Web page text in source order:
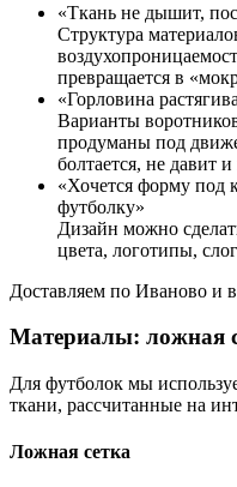
«Ткань не дышит,
Структура
превращается в
«Горловина
Варианты
продуманы под
болтается, не давит и
«Хочется форму под
футболку»
Дизайн можно
цвета, логотипы,
Доставляем по Иваново и
Материалы: ложная
Для футболок мы
ткани, рассчитанные на
Ложная сетка